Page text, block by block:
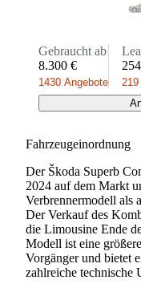
Gebraucht ab
8.300 €
1430 Angebote
219
Fahrzeugeinordnung
Der Škoda Superb
2024 auf dem Markt
Verbrennermodell als
Der Verkauf des
die Limousine Ende
Modell ist eine
Vorgänger und bietet
zahlreiche technische